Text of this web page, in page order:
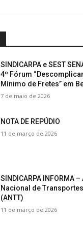
SINDICARPA e SEST
4º Fórum
Mínimo de Fretes” em
7 de maio de 2026
NOTA DE REPÚDIO
11 de março de 2026
SINDICARPA INFORMA
Nacional de
(ANTT)
11 de março de 2026